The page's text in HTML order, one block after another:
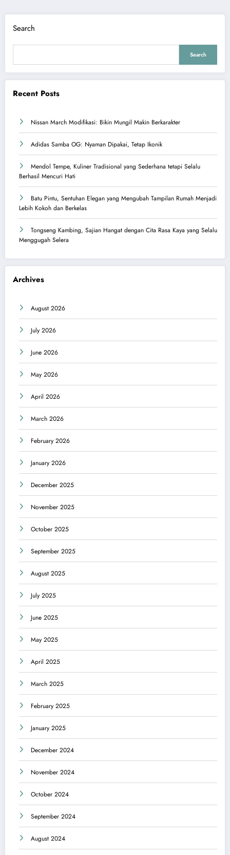
Search
Search
Recent Posts
Nissan March Modifikasi: Bikin Mungil Makin Berkarakter
Adidas Samba OG: Nyaman Dipakai, Tetap Ikonik
Mendol Tempe, Kuliner Tradisional yang Sederhana tetapi Selalu
Berhasil Mencuri Hati
Batu Pintu, Sentuhan Elegan yang Mengubah Tampilan Rumah Menjadi
Lebih Kokoh dan Berkelas
Tongseng Kambing, Sajian Hangat dengan Cita Rasa Kaya yang Selalu
Menggugah Selera
Archives
August 2026
July 2026
June 2026
May 2026
April 2026
March 2026
February 2026
January 2026
December 2025
November 2025
October 2025
September 2025
August 2025
July 2025
June 2025
May 2025
April 2025
March 2025
February 2025
January 2025
December 2024
November 2024
October 2024
September 2024
August 2024